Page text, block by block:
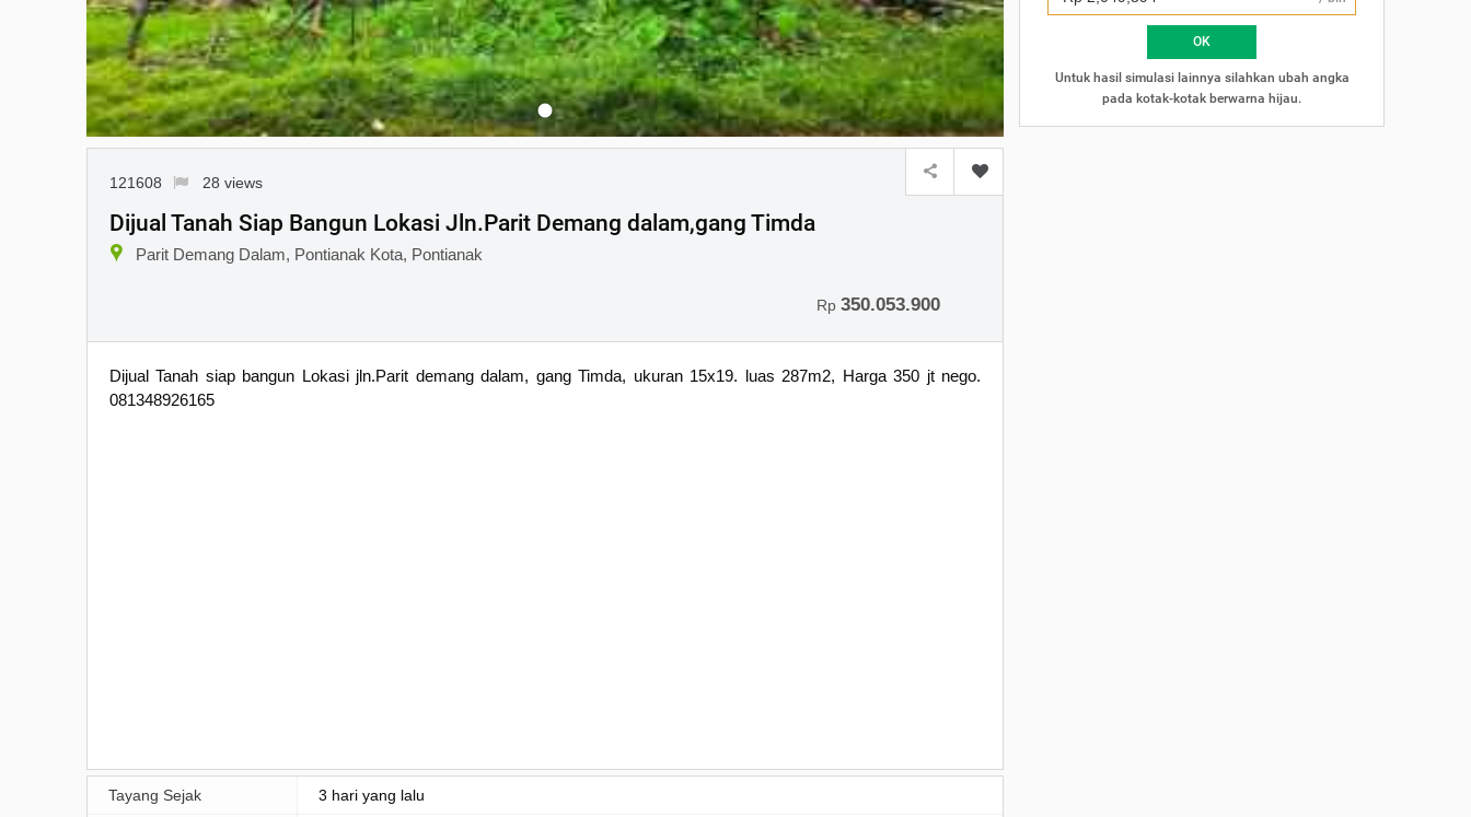
121608 28 views
Dijual Tanah Siap Bangun Lokasi Jln.Parit Demang dalam,gang Timda
Parit Demang Dalam, Pontianak Kota, Pontianak
Rp 350.053.900
Dijual Tanah siap bangun Lokasi jln.Parit demang dalam, gang Timda, ukuran 15x19. luas 287m2, Harga 350 jt nego.
081348926165
Tayang Sejak 3 hari yang lalu
OK
Untuk hasil simulasi lainnya silahkan ubah angka
pada kotak-kotak berwarna hijau.